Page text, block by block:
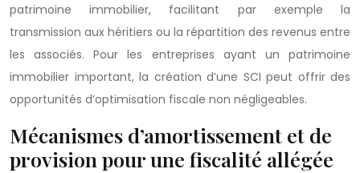
patrimoine immobilier, facilitant par exemple la
transmission aux héritiers ou la répartition des revenus entre
les associés. Pour les entreprises ayant un patrimoine
immobilier important, la création d’une SCI peut offrir des
opportunités d’optimisation fiscale non négligeables.
Mécanismes d’amortissement et de
provision pour une fiscalité allégée